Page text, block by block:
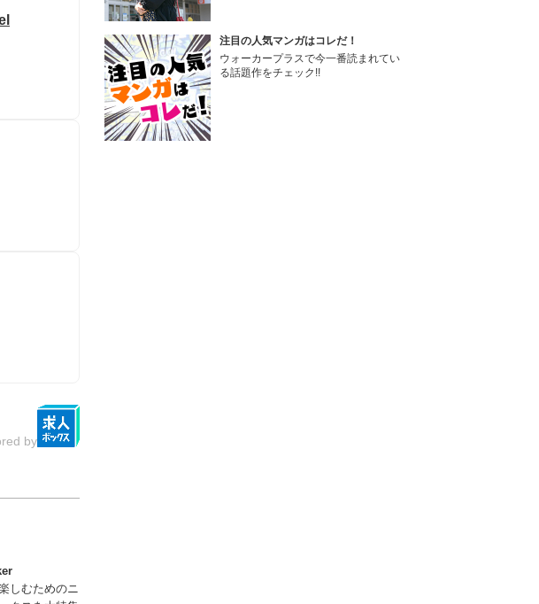
by
しむためのニ
注目の人気マンガはコレだ！
ウォーカープラスで今一番読まれてい
る話題作をチェック!!